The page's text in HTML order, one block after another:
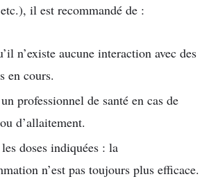
il est recommandé de :
n’existe aucune interaction avec des
en cours.
professionnel de santé en cas de
d’allaitement.
doses indiquées : la
n’est pas toujours plus efficace.